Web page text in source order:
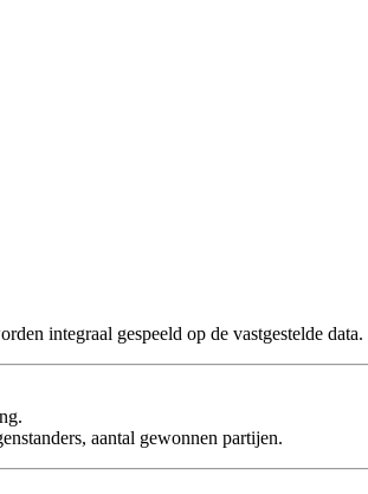
integraal gespeeld op de vastgestelde data.
aantal gewonnen partijen.